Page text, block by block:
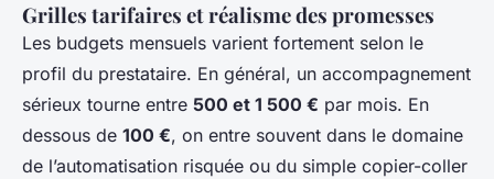
Grilles tarifaires et réalisme des promesses
Les budgets mensuels varient fortement selon le
profil du prestataire. En général, un accompagnement
sérieux tourne entre 500 et 1 500 € par mois. En
dessous de 100 €, on entre souvent dans le domaine
de l’automatisation risquée ou du simple copier-coller